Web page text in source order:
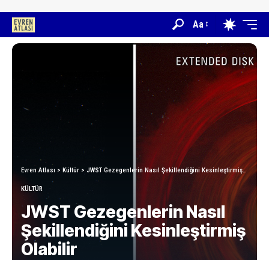
Aa
Evren Atlası > Kültür > JWST Gezegenlerin Nasıl Şekillendiğini Kesinleştirmiş Olabilir
KÜLTÜR
JWST Gezegenlerin Nasıl
Şekillendiğini Kesinleştirmiş
Olabilir